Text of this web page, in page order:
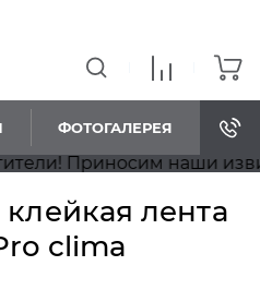
ФОТОГАЛЕРЕЯ
Приносим наши
клейкая лента
clima